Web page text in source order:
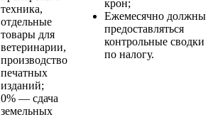
техника,
отдельные
товары для
ветеринарии,
производство
печатных
изданий;
0% — сдача
земельных
крон;
Ежемесячно должны
предоставляться
контрольные сводки
по налогу.